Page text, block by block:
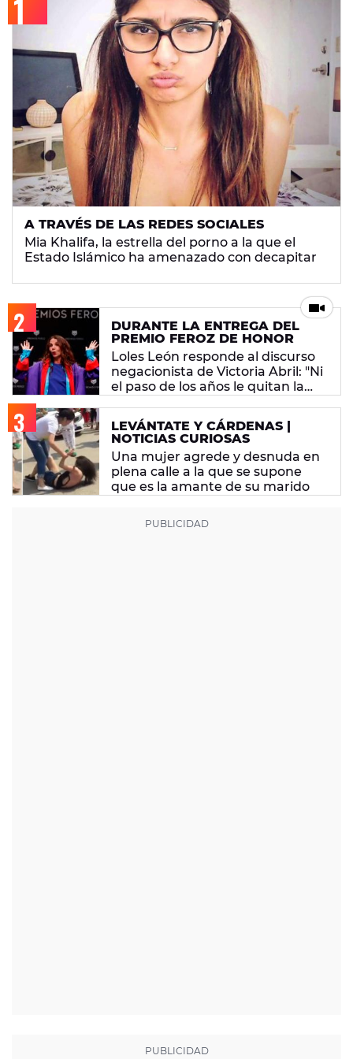
A TRAVÉS DE LAS REDES SOCIALES
Mia Khalifa, la estrella del porno a la que el
Estado Islámico ha amenazado con decapitar
DURANTE LA ENTREGA DEL
PREMIO FEROZ DE HONOR
Loles León responde al discurso
negacionista de Victoria Abril: "Ni
el paso de los años le quitan la
LEVÁNTATE Y CÁRDENAS |
NOTICIAS CURIOSAS
Una mujer agrede y desnuda en
plena calle a la que se supone
que es la amante de su marido